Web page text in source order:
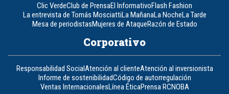
Clic VerdeClub de PrensaEl InformativoFlash Fashion
La entrevista de Tomás MosciattiLa MañanaLa NocheLa Tarde
Mesa de periodistasMujeres de AtaqueRazón de Estado
Corporativo
Responsabilidad SocialAtención al clienteAtención al inversionista
Informe de sostenibilidadCódigo de autorregulación
Ventas InternacionalesLínea ÉticaPrensa RCNOBA